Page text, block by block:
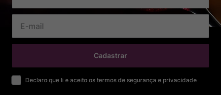
Cadastrar
Declaro que li e aceito os termos de segurança e privacidade